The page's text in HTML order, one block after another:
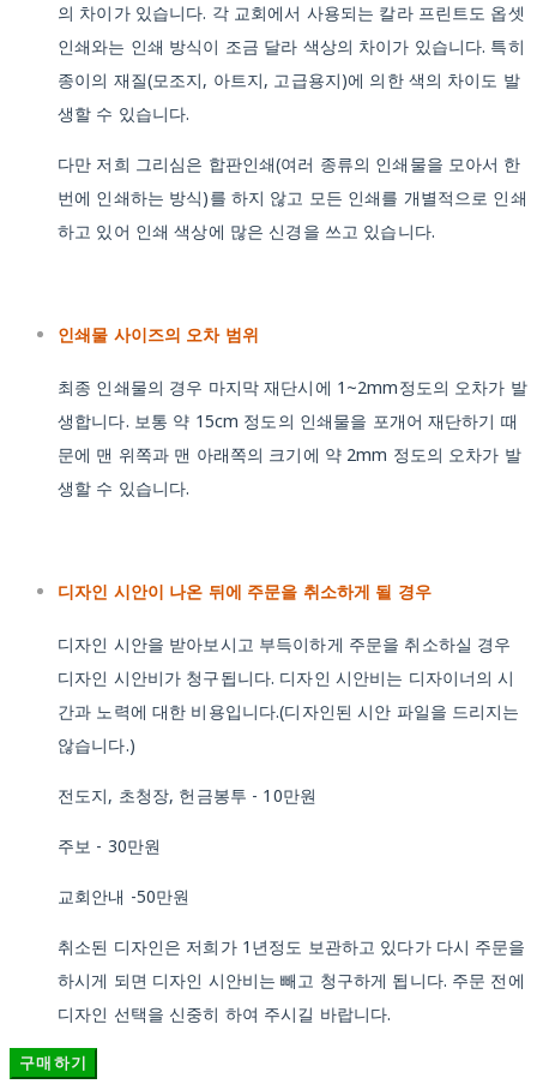
의 차이가 있습니다. 각 교회에서 사용되는 칼라 프린트도 옵셋
인쇄와는 인쇄 방식이 조금 달라 색상의 차이가 있습니다. 특히
종이의 재질(모조지, 아트지, 고급용지)에 의한 색의 차이도 발
생할 수 있습니다.
다만 저희 그리심은 합판인쇄(여러 종류의 인쇄물을 모아서 한
번에 인쇄하는 방식)를 하지 않고 모든 인쇄를 개별적으로 인쇄
하고 있어 인쇄 색상에 많은 신경을 쓰고 있습니다.
인쇄물 사이즈의 오차 범위
최종 인쇄물의 경우 마지막 재단시에 1~2mm정도의 오차가 발
생합니다. 보통 약 15cm 정도의 인쇄물을 포개어 재단하기 때
문에 맨 위쪽과 맨 아래쪽의 크기에 약 2mm 정도의 오차가 발
생할 수 있습니다.
디자인 시안이 나온 뒤에 주문을 취소하게 될 경우
디자인 시안을 받아보시고 부득이하게 주문을 취소하실 경우
디자인 시안비가 청구됩니다. 디자인 시안비는 디자이너의 시
간과 노력에 대한 비용입니다.(디자인된 시안 파일을 드리지는
않습니다.)
전도지, 초청장, 헌금봉투 - 10만원
주보 - 30만원
교회안내 -50만원
취소된 디자인은 저희가 1년정도 보관하고 있다가 다시 주문을
하시게 되면 디자인 시안비는 빼고 청구하게 됩니다. 주문 전에
디자인 선택을 신중히 하여 주시길 바랍니다.
구매하기